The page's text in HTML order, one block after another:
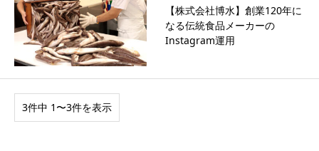
【株式会社博水】創業120年に
なる伝統食品メーカーの
Instagram運用
3件中 1〜3件を表示